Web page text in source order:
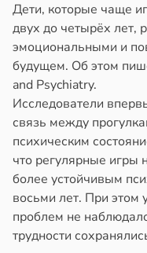
Дети, которые чаще
двух до четырёх лет,
эмоциональными и
будущем. Об этом
and Psychiatry.
Исследователи
связь между
психическим
что регулярные игры
более устойчивым
восьми лет. При этом
проблем не
трудности